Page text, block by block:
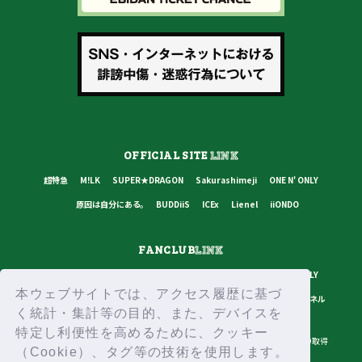
本ウェブサイトでは、アクセス履歴に基づ
く統計・集計等の目的、また、デバイスを
特定し利便性を高めるために、クッキー
（Cookie）、タグ等の技術を使用します。
OFFICIAL SITELINK
超特急 M!LK SUPER★DRAGON Sakurashimeji
ONE N' ONLY
原因は自分にある。
BUDDiiS ICEx Lienel iiONDO
FANCLUBLINK
ONE N' ONLY
原因は自分にある。
BUDDiiS ICEx Lienel スターダストチャンネル
プライバシーポリシー ご利用規約 推奨環境 ヘルプ・お問い合わせ
ID取得